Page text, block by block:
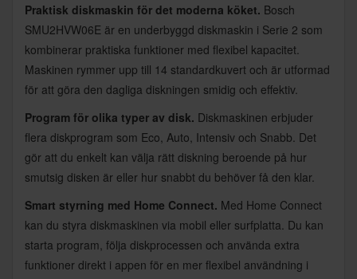
Praktisk diskmaskin för det moderna köket. Bosch
SMU2HVW06E är en underbyggd diskmaskin i Serie 2 som
kombinerar praktiska funktioner med flexibel kapacitet.
Maskinen rymmer upp till 14 standardkuvert och är utformad
för att göra den dagliga diskningen smidig och effektiv.
Program för olika typer av disk. Diskmaskinen erbjuder
flera diskprogram som Eco, Auto, Intensiv och Snabb. Det
gör att du enkelt kan välja rätt diskning beroende på hur
smutsig disken är eller hur snabbt du behöver få den klar.
Smart styrning med Home Connect. Med Home Connect
kan du styra diskmaskinen via mobil eller surfplatta. Du kan
starta program, följa diskprocessen och använda extra
funktioner direkt i appen för en mer flexibel användning i